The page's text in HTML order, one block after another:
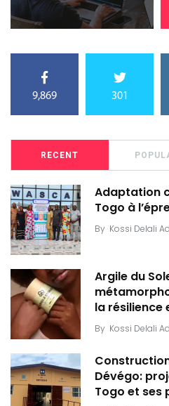
9,869 301
RECENT
Adaptation
Togo à
By Kossi Delali
Argile du
la résilience
By Kossi Delali
Dévégo:
Togo et ses